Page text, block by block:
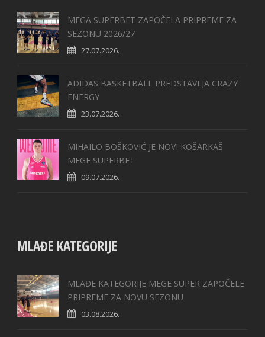
MEGA SUPERBET ZAPOČELA PRIPREME ZA
SEZONU 2026/27
27.07.2026.
ADIDAS BASKETBALL PREDSTAVLJA CRAZY
ENERGY
23.07.2026.
MIHAILO BOŠKOVIĆ JE NOVI KOŠARKAŠ
MEGE SUPERBET
09.07.2026.
MLAĐE KATEGORIJE
MLAĐE KATEGORIJE MEGE SUPER ZAPOČELE
PRIPREME ZA NOVU SEZONU
03.08.2026.